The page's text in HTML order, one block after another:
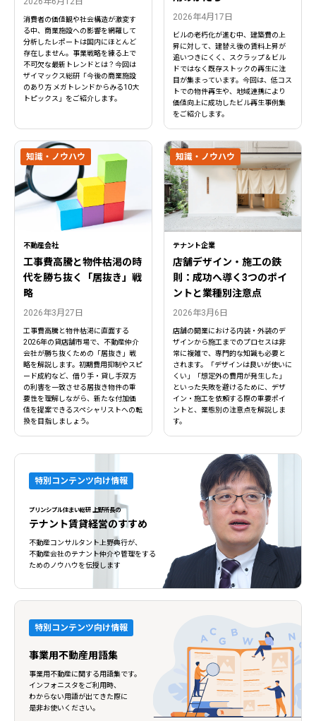
閉じる
消費者の価値観や社会構造が激変す
る中、商業施設への影響を網羅して
分析したレポートは国内にほとんど
存在しません。事業戦略を練る上で
不可欠な最新トレンドとは？今回は
ザイマックス総研「今後の商業施設
のあり方 メガトレンドからみる10大
トピックス」をご紹介します。
2026年4月17日
ビルの老朽化が進む中、建築費の上
昇に対して、建替え後の賃料上昇が
追いつきにくく、スクラップ＆ビル
ドではなく既存ストックの再生に注
目が集まっています。今回は、低コス
トでの物件再生や、地域連携により
価値向上に成功したビル再生事例集
をご紹介します。
不動産会社
工事費高騰と物件枯渇の時
代を勝ち抜く「居抜き」戦
略
2026年3月27日
工事費高騰と物件枯渇に直面する
2026年の貸店舗市場で、不動産仲介
会社が勝ち抜くための「居抜き」戦
略を解説します。初期費用抑制やスピ
ード成約など、借り手・貸し手双方
の利害を一致させる居抜き物件の重
要性を理解しながら、新たな付加価
値を提案できるスペシャリストへの転
換を目指しましょう。
知識・ノウハウ
テナント企業
店舗デザイン・施工の鉄
則：成功へ導く3つのポイ
ントと業種別注意点
2026年3月6日
店舗の開業における内装・外装のデ
ザインから施工までのプロセスは非
常に複雑で、専門的な知識も必要と
されます。「デザインは良いが使いに
くい」「想定外の費用が発生した」
といった失敗を避けるために、デザ
イン・施工を依頼する際の重要ポイ
ントと、業態別の注意点を解説しま
す。
知識・ノウハウ
特別コンテンツ向け情報
プリンシプル住まい総研 上野所長の
テナント賃貸経営のすすめ
不動産コンサルタント上野典行が、
不動産会社のテナント仲介や管理をする
ためのノウハウを伝授します
特別コンテンツ向け情報
事業用不動産用語集
事業用不動産に関する用語集です。
インフォニスタをご利用時、
わからない用語が出てきた際に
是非お使いください。